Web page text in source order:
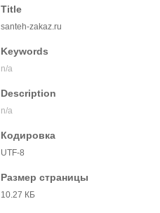
Title
santeh-zakaz.ru
Keywords
n/a
Description
n/a
Кодировка
UTF-8
Размер страницы
10.27 КБ